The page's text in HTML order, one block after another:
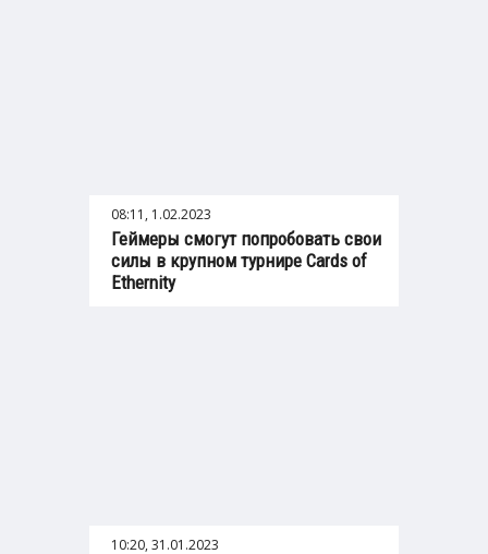
08:11, 1.02.2023
Геймеры смогут попробовать свои
силы в крупном турнире Cards of
Ethernity
10:20, 31.01.2023